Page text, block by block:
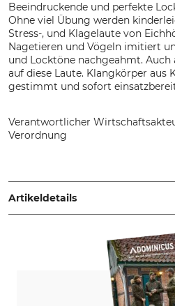
Beeindruckende und perfekte
Ohne viel Übung werden
Stress-, und Klagelaute von
Nagetieren und Vögeln imitiert
und Locktöne nachgeahmt. Auch
auf diese Laute. Klangkörper aus
gestimmt und sofort
Verantwortlicher
Verordnung
www.lockschmiede.de
Artikeldetails